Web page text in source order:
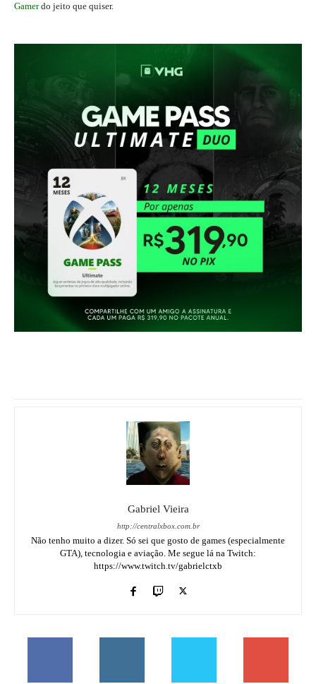
Gamerdo jeito que quiser.
Gabriel Vieira
http://centralxbox.com.br
Não tenho muito a dizer. Só sei que gosto de games (especialmente
GTA), tecnologia e aviação. Me segue lá na Twitch:
https://www.twitch.tv/gabrielctxb